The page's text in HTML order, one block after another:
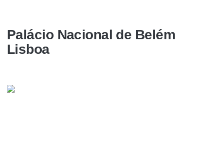
Palácio Nacional de Belém
Lisboa